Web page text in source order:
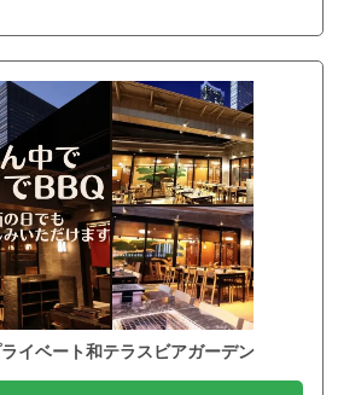
イベート和テラスビアガーデン